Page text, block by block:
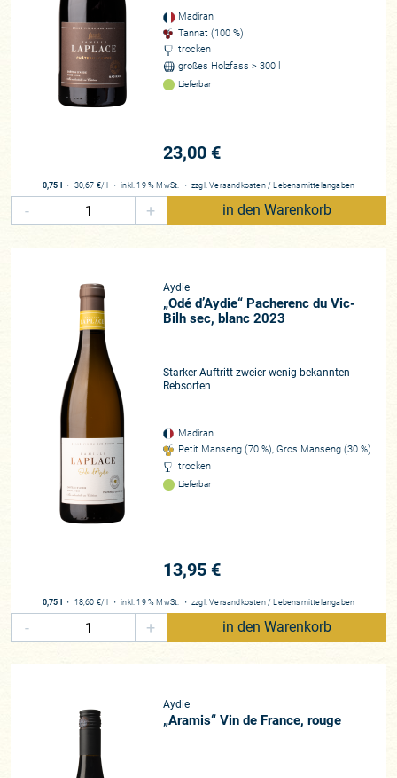
Rebfläche
58 Hektar
Rot: Tannat, Cabernet Franc, Cabernet Sauvignon, Syrah Weiß: Petit
Beste Lagen
Seit 1927 folgen 4 Generationen von Winzern auf Château Aydie
aufeinander
Madiran
Tannat (100 %)
trocken
großes Holzfass > 300 l
Lieferbar
23,00 €
0,75 l ・ 30,67 €/ l ・inkl. 19 % MwSt. ・ zzgl.Versandkosten / Lebensmittelangaben
- + in den Warenkorb
Aydie
„Odé d’Aydie“ Pacherenc du Vic-
Bilh sec, blanc 2023
Starker Auftritt zweier wenig bekannten
Rebsorten
Madiran
Petit Manseng (70 %), Gros Manseng (30 %)
trocken
Lieferbar
13,95 €
0,75 l ・ 18,60 €/ l ・inkl. 19 % MwSt. ・ zzgl.Versandkosten / Lebensmittelangaben
- + in den Warenkorb
Aydie
„Aramis“ Vin de France, rouge